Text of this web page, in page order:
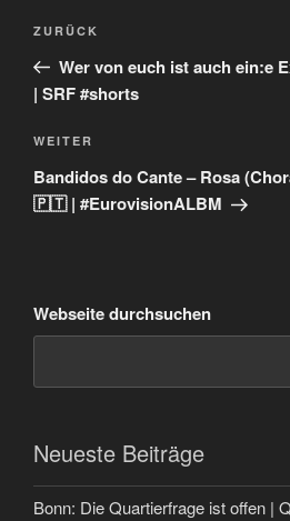
Beitragsnavigation
Vorheriger
Beitrag
ZURÜCK
Wer von euch ist auch ein:e
| SRF #shorts
Nächster
Beitrag
WEITER
Bandidos do Cante – Rosa
🇵🇹 | #EurovisionALBM
Webseite durchsuchen
Neueste Beiträge
Bonn: Die Quartierfrage ist offen |